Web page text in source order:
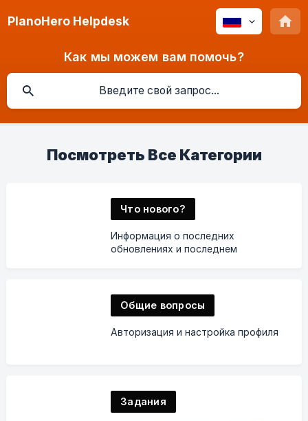
PlanoHero Helpdesk
Как мы можем вам помочь?
Посмотреть Все Категории
Что нового?
Информация о последних
обновлениях и последнем
Общие вопросы
Авторизация и настройка профиля
Задания